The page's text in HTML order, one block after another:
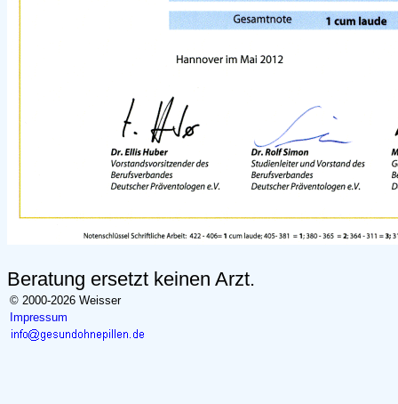
Beratung ersetzt keinen Arzt.
© 2000-2026 Weisser
Impressum